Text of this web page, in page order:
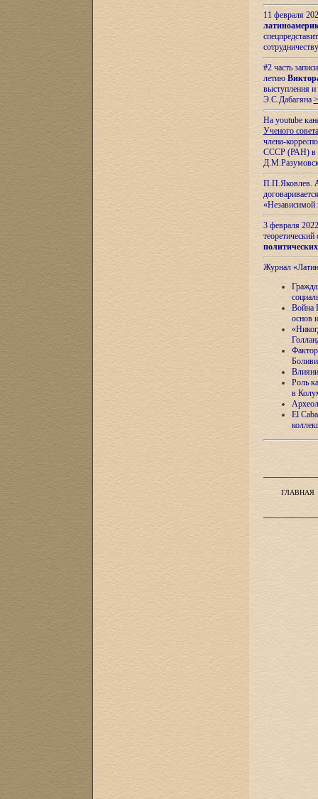
11 февраля
#2 часть
летию
выступления
Э.С.Дабагяна
На youtube
Ученого
члена-
СССР (РАН) в
П.П.Яковлев.
«Независимой
3 февраля
теоретический
Журнал
Война
основ
Роль
в
El
ГЛАВНАЯ